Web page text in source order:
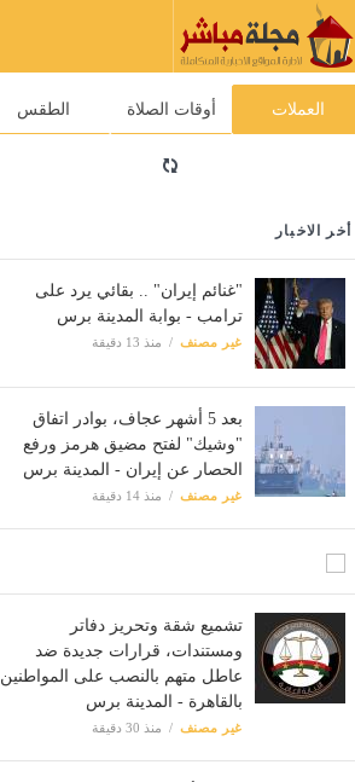
العملات أوقات الصلاة الطقس
أخر الاخبار
"غنائم إيران" .. بقائي يرد على
ترامب - بوابة المدينة برس
غير مصنف منذ 13 دقيقة
بعد 5 أشهر عجاف، بوادر اتفاق
"وشيك" لفتح مضيق هرمز ورفع
الحصار عن إيران - المدينة برس
غير مصنف منذ 14 دقيقة
تشميع شقة وتحريز دفاتر
ومستندات، قرارات جديدة ضد
عاطل متهم بالنصب على المواطنين
بالقاهرة - المدينة برس
غير مصنف منذ 30 دقيقة